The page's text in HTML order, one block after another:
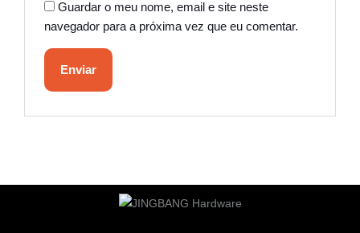
Guardar o meu nome, email e site neste
navegador para a próxima vez que eu comentar.